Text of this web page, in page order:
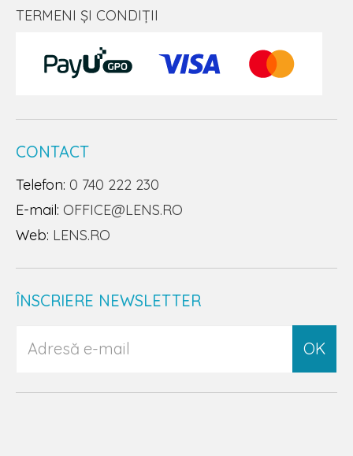
TERMENI ȘI CONDIȚII
CONTACT
Telefon: 0 740 222 230
E-mail: OFFICE@LENS.RO
Web: LENS.RO
ÎNSCRIERE NEWSLETTER
OK